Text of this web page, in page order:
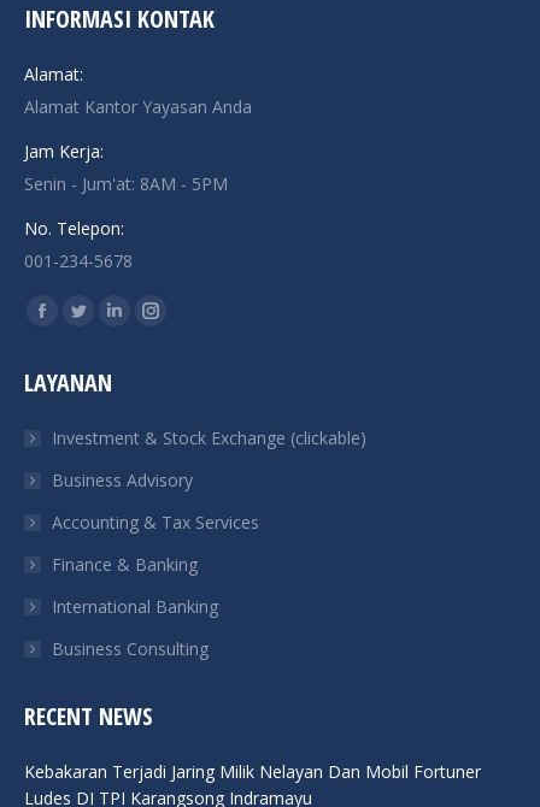
INFORMASI KONTAK
Alamat:
Alamat Kantor Yayasan Anda
Jam Kerja:
Senin - Jum'at: 8AM - 5PM
No. Telepon:
001-234-5678
Find us on:
Facebook
opens
new
window
Twitter
opens
new
window
Linkedin
new
window
Instagram
new
window
LAYANAN
Investment & Stock Exchange (clickable)
Business Advisory
Accounting & Tax Services
Finance & Banking
International Banking
Business Consulting
RECENT NEWS
Kebakaran Terjadi Jaring Milik Nelayan Dan Mobil Fortuner
Ludes DI TPI Karangsong Indramayu